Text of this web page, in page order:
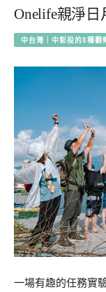
Onelife親淨
中台灣｜中彰投的8種觀
一場有趣的任務實